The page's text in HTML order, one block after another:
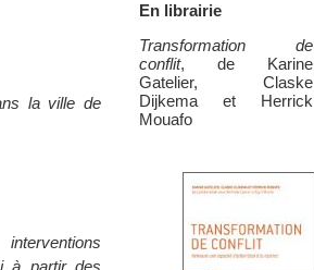
En librairie
Transformation de
conflit, de Karine
Gatelier, Claske
Dijkema et Herrick
Mouafo
la ville de
à partir des